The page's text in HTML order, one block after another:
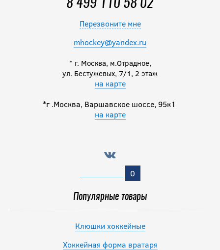
-15 %
Сумка FISHER
PLAYER BAG на
колесах SR
11 041.50
Сумка на колесах
MAD GUY Strike 2,0
SR 36"
8 499 110 58 02
Перезвоните мне
mhockey@yandex.ru
* г. Москва, м.Отрадное,
ул. Бестужевых, 7/1, 2 этаж
на карте
*г .Москва, Варшавское шоссе, 95к1
на карте
0
Популярные товары
Клюшки хоккейные
Хоккейная форма вратаря